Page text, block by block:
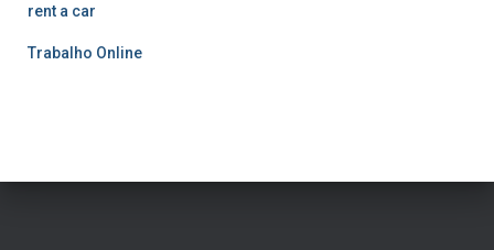
rent a car
Trabalho Online